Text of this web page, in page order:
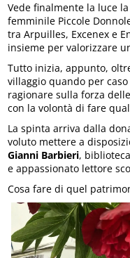
Vede finalmente la luce
femminile Piccole
tra Arpuilles, Excenex e
insieme per valorizzare
Tutto inizia, appunto,
villaggio quando per
ragionare sulla forza
con la volontà di fare
La spinta arriva dalla
voluto mettere a
Gianni Barbieri,
e appassionato lettore
Cosa fare di quel